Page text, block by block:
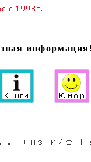
информация!